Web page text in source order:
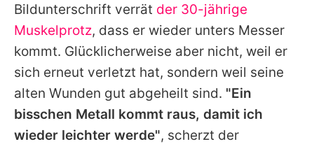
Bildunterschrift verrät der 30-jährige
Muskelprotz, dass er wieder unters Messer
kommt. Glücklicherweise aber nicht, weil er
sich erneut verletzt hat, sondern weil seine
alten Wunden gut abgeheilt sind. "Ein
bisschen Metall kommt raus, damit ich
wieder leichter werde", scherzt der